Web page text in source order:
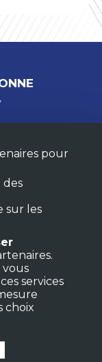
pour
des
sur les
vous
services
choix